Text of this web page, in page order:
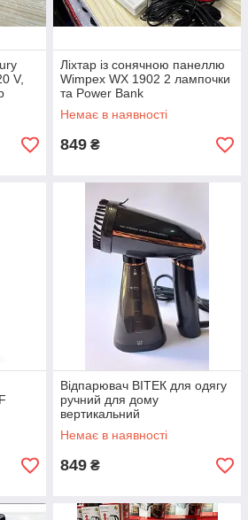
V,
Ліхтар із сонячною панеллю
Wimpex WX 1902 2 лампочки
та Power Bank
Немає в наявності
849 ₴
Відпарювач ВІТЕК для одягу
ручний для дому
вертикальний
багатофункціональний 350
мл 1600 Вт
Немає в наявності
849 ₴